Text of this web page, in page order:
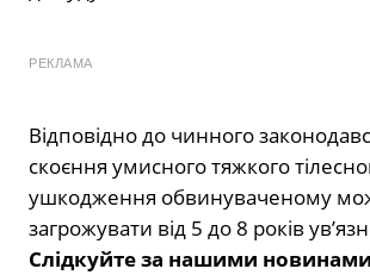
РЕКЛАМА
Відповідно до чинного
скоєння умисного тяжкого
ушкодження обвинуваченому
загрожувати від 5 до 8 років
Слідкуйте за нашими